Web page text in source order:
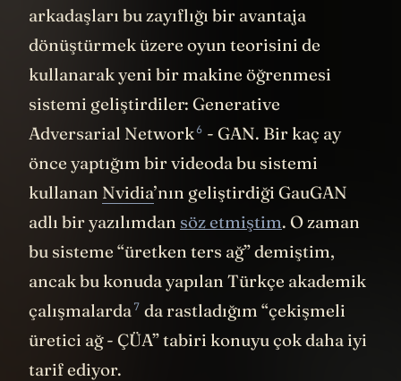
arkadaşları bu zayıflığı bir avantaja
dönüştürmek üzere oyun teorisini de
kullanarak yeni bir makine öğrenmesi
sistemi geliştirdiler: Generative
Adversarial Network6 - GAN. Bir kaç ay
önce yaptığım bir videoda bu sistemi
kullanan Nvidia’nın geliştirdiği GauGAN
adlı bir yazılımdan söz etmiştim. O zaman
bu sisteme “üretken ters ağ” demiştim,
ancak bu konuda yapılan Türkçe akademik
çalışmalarda7 da rastladığım “çekişmeli
üretici ağ - ÇÜA” tabiri konuyu çok daha iyi
tarif ediyor.